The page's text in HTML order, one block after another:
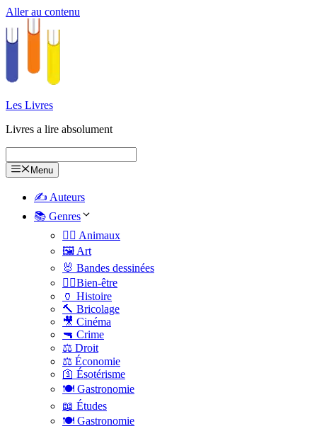
Aller au contenu
Les Livres
Livres a lire absolument
Menu
✍️ Auteurs
📚 Genres
🐕‍🦺 Animaux
🖼️ Art
🐰 Bandes dessinées
🧑‍⚕️Bien-être
🏺 Histoire
🔨 Bricolage
🎥 Cinéma
🔫 Crime
⚖️ Droit
⚖️ Économie
🛐 Ésotérisme
🍽️ Gastronomie
📖 Études
🍽️ Gastronomie